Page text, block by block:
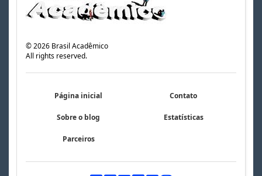
©2026 Brasil Acadêmico
All rights reserved.
Página inicial Contato
Sobre o blog Estatísticas
Parceiros